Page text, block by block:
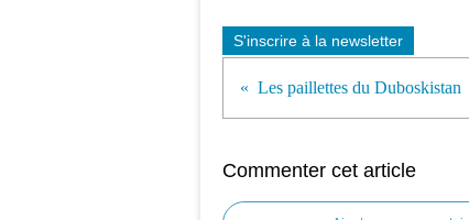
S'inscrire à la newsletter
Les paillettes du Duboskistan
Commenter cet article